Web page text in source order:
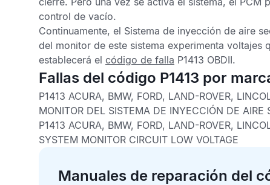
control de vacío.
Continuamente, el Sistema de inyección de aire
del monitor de este sistema experimenta voltajes
establecerá el código de falla P1413 OBDII.
Fallas del código P1413 por
P1413 ACURA, BMW, FORD, LAND-ROVER,
MONITOR DEL SISTEMA DE INYECCIÓN DE AIRE
P1413 ACURA, BMW, FORD, LAND-ROVER,
SYSTEM MONITOR CIRCUIT LOW VOLTAGE
Manuales de reparación del